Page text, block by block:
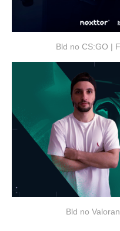
Bld no CS:GO |
Bld no